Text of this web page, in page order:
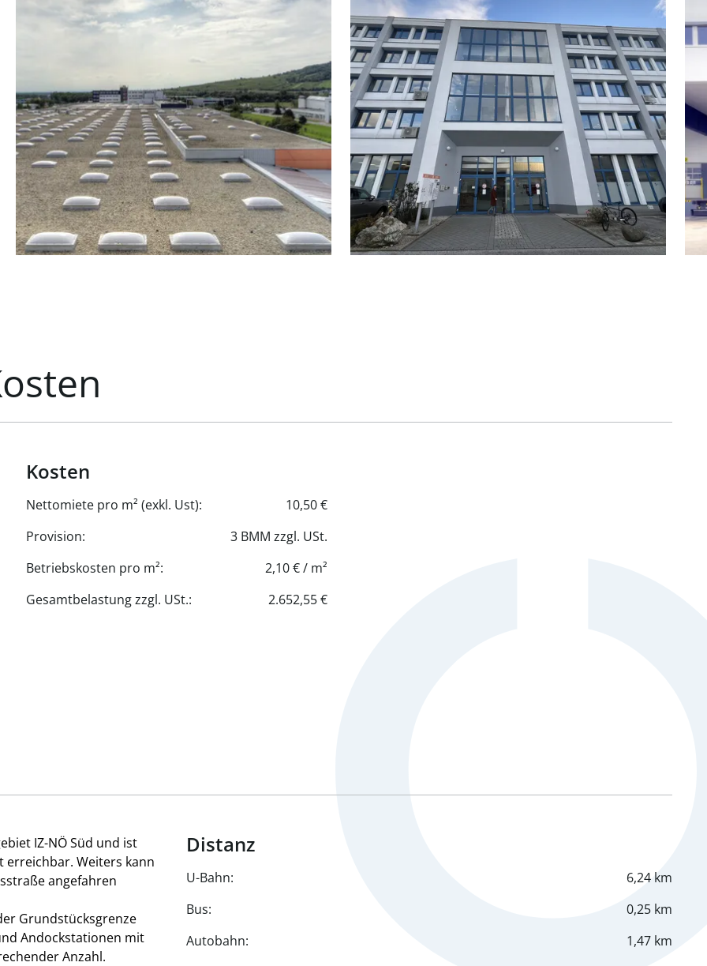
Heizung und Wasser
Heizung und Wasser
Heizung und Wasser
7,50
€ 6,20
2,10 inkl. Heizung und
LHB1+WCA und
Kosten
Nettomiete pro m² (exkl. Ust):
10,50 €
Provision:
3 BMM zzgl. USt.
Betriebskosten pro m²:
2,10 € / m²
Gesamtbelastung zzgl. USt.:
2.652,55 €
IZ-NÖ Süd und ist
erreichbar. Weiters kann
angefahren
Grundstücksgrenze
Andockstationen mit
Anzahl.
Distanz
U-Bahn:
6,24 km
Bus:
0,25 km
Autobahn:
1,47 km